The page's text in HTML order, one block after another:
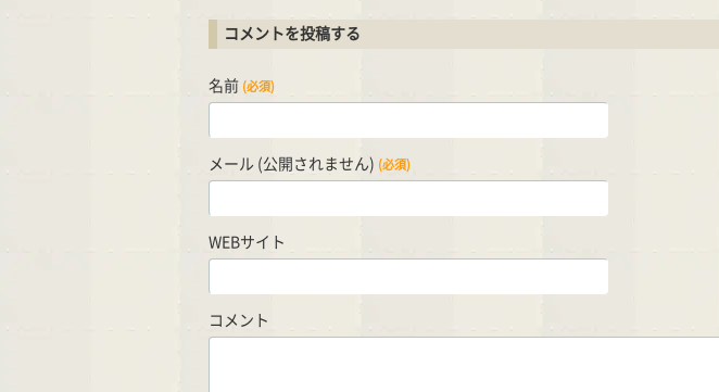
コメントを投稿する
名前 (必須)
メール (公開されません) (必須)
WEBサイト
コメント